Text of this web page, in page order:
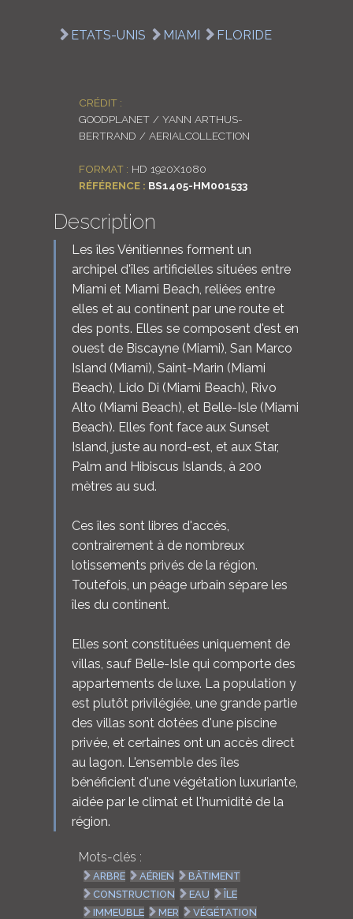
ETATS-UNIS MIAMI FLORIDE
CRÉDIT :
GOODPLANET / YANN ARTHUS-
BERTRAND / AERIALCOLLECTION
FORMAT : HD 1920X1080
RÉFÉRENCE : BS1405-HM001533
Description
Les îles Vénitiennes forment un
archipel d'îles artificielles situées entre
Miami et Miami Beach, reliées entre
elles et au continent par une route et
des ponts. Elles se composent d'est en
ouest de Biscayne (Miami), San Marco
Island (Miami), Saint-Marin (Miami
Beach), Lido Di (Miami Beach), Rivo
Alto (Miami Beach), et Belle-Isle (Miami
Beach). Elles font face aux Sunset
Island, juste au nord-est, et aux Star,
Palm and Hibiscus Islands, à 200
mètres au sud.
Ces îles sont libres d'accès,
contrairement à de nombreux
lotissements privés de la région.
Toutefois, un péage urbain sépare les
îles du continent.
Elles sont constituées uniquement de
villas, sauf Belle-Isle qui comporte des
appartements de luxe. La population y
est plutôt privilégiée, une grande partie
des villas sont dotées d'une piscine
privée, et certaines ont un accès direct
au lagon. L'ensemble des îles
bénéficient d'une végétation luxuriante,
aidée par le climat et l'humidité de la
région.
Mots-clés :
ARBRE AÉRIEN
BÂTIMENT
CONSTRUCTION
EAU
ÎLE
IMMEUBLE
MER
VÉGÉTATION